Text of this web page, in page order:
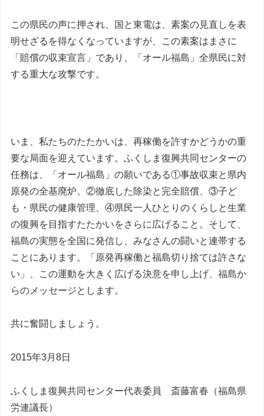
この県民の声に押され、国と東電は、素案の見直しを表
明せざるを得なくなっていますが、この素案はまさに
「賠償の収束宣言」であり、「オール福島」全県民に対
する重大な攻撃です。
いま、私たちのたたかいは、再稼働を許すかどうかの重
要な局面を迎えています。ふくしま復興共同センターの
任務は、「オール福島」の願いである①事故収束と県内
原発の全基廃炉、②徹底した除染と完全賠償、③子ど
も・県民の健康管理、④県民一人ひとりのくらしと生業
の復興を目指すたたかいをさらに広げること。そして、
福島の実態を全国に発信し、みなさんの闘いと連帯する
ことにあります。「原発再稼働と福島切り捨ては許さな
い」、この運動を大きく広げる決意を申し上げ、福島か
らのメッセージとします。
共に奮闘しましょう。
2015年3月8日
ふくしま復興共同センター代表委員 斎藤富春（福島県
労連議長）